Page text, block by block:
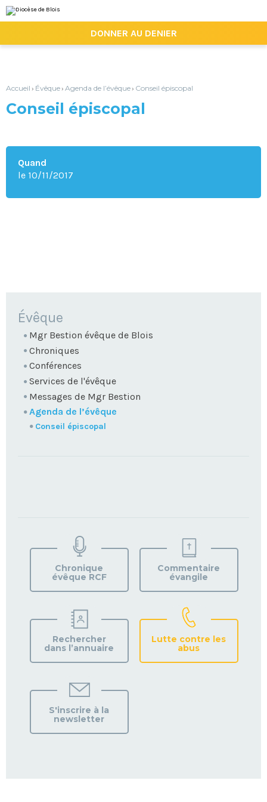
au
contenu.
la
personnels
DONNER AU DENIER
Accueil › Évêque› Agenda de l’évêque› Conseil épiscopal
Conseil épiscopal
Quand
le 10/11/2017
NAVIGATION
Évêque
Mgr Bestion évêque de Blois
Chroniques
Conférences
Services de l'évêque
Messages de Mgr Bestion
Agenda de l’évêque
Conseil épiscopal
VOTRE
PAROISSE
Chronique
évêque RCF
Commentaire
évangile
Rechercher
dans l’annuaire
Lutte contre les
abus
S'inscrire à la
newsletter